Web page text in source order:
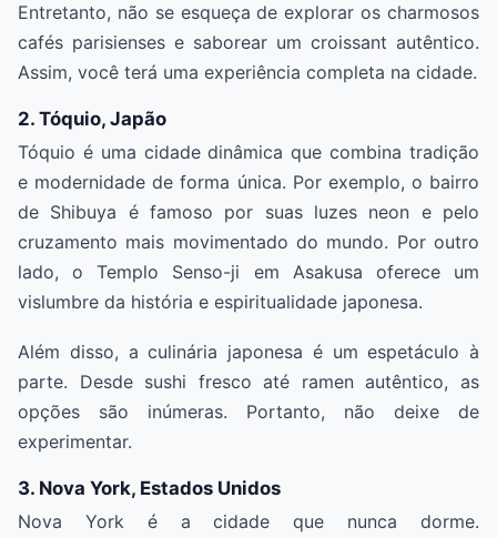
Entretanto, não se esqueça de explorar os charmosos
cafés parisienses e saborear um croissant autêntico.
Assim, você terá uma experiência completa na cidade.
2. Tóquio, Japão
Tóquio é uma cidade dinâmica que combina tradição
e modernidade de forma única. Por exemplo, o bairro
de Shibuya é famoso por suas luzes neon e pelo
cruzamento mais movimentado do mundo. Por outro
lado, o Templo Senso-ji em Asakusa oferece um
vislumbre da história e espiritualidade japonesa.
Além disso, a culinária japonesa é um espetáculo à
parte. Desde sushi fresco até ramen autêntico, as
opções são inúmeras. Portanto, não deixe de
experimentar.
3. Nova York, Estados Unidos
Nova York é a cidade que nunca dorme.